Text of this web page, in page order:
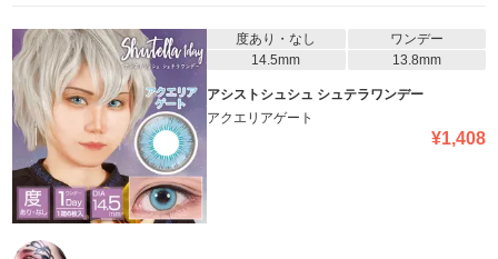
度あり・なし
ワンデー
14.5mm
13.8mm
アシストシュシュ シュテラワンデー
アクエリアゲート
¥1,408